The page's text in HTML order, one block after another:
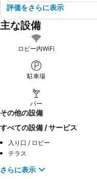
評価をさらに表示
主な設備
ロビー内WiFi
駐車場
バー
その他の設備
すべての設備 / サービス
入り口 / ロビー
テラス
さらに表示